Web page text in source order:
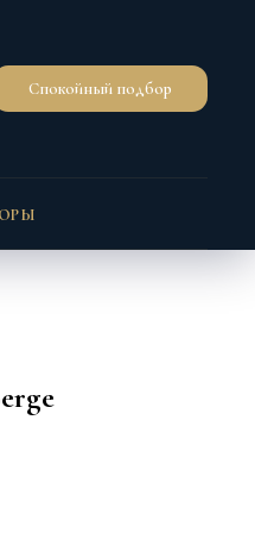
Спокойный подбор